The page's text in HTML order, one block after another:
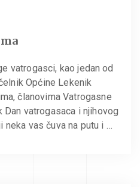
vatrogasci, kao jedan od
Općine Lekenik
članovima Vatrogasne
vatrogasaca i njihovog
vas čuva na putu i …